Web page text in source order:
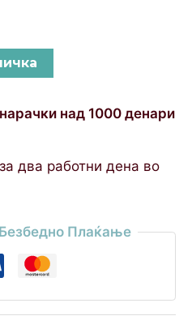
над 1000 денари
два работни дена во
Плаќање